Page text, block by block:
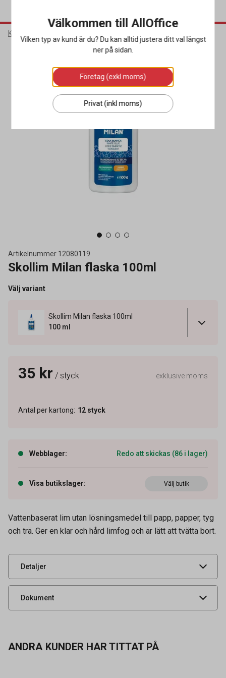
Kontorsmaterial
Artikelnummer 12080119
Skollim Milan flaska 100ml
Välj variant
Skollim Milan flaska 100ml
100 ml
35 kr / styck exklusive moms
Antal per kartong: 12 styck
Webblager: Redo att skickas (86 i lager)
Visa butikslager: Välj butik
Vattenbaserat lim utan lösningsmedel till papp, papper, tyg
och trä. Ger en klar och hård limfog och är lätt att tvätta bort.
Detaljer
Artikelnummer 12080119
Leverantörens
501113
UNSPSC 31201610
Dokument
Säkerhetsdatablad
ANDRA KUNDER HAR TITTAT PÅ
Välkommen till AllOffice
Vilken typ av kund är du? Du kan alltid justera ditt val längst
ner på sidan.
Företag (exkl moms)
Privat (inkl moms)